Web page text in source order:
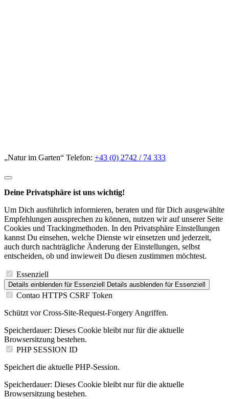
„Natur im Garten“ Telefon: +43 (0) 2742 / 74 333
Deine Privatsphäre ist uns wichtig!
Um Dich ausführlich informieren, beraten und für Dich ausgewählte
Empfehlungen aussprechen zu können, nutzen wir auf unserer Seite
Cookies und Trackingmethoden. In den Privatsphäre Einstellungen
kannst Du einsehen, welche Dienste wir einsetzen und jederzeit,
auch durch nachträgliche Änderung der Einstellungen, selbst
entscheiden, ob und inwieweit Du diesen zustimmen möchtest.
Essenziell
Details einblenden für Essenziell Details ausblenden für Essenziell
Contao HTTPS CSRF Token
Schützt vor Cross-Site-Request-Forgery Angriffen.
Speicherdauer: Dieses Cookie bleibt nur für die aktuelle
Browsersitzung bestehen.
PHP SESSION ID
Speichert die aktuelle PHP-Session.
Speicherdauer: Dieses Cookie bleibt nur für die aktuelle
Browsersitzung bestehen.